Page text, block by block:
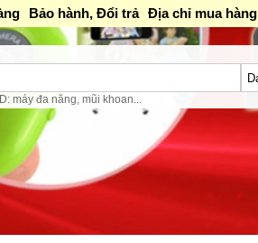
Bảo hành, Đổi trả Địa chỉ mua hàng
máy đa năng, mũi khoan...